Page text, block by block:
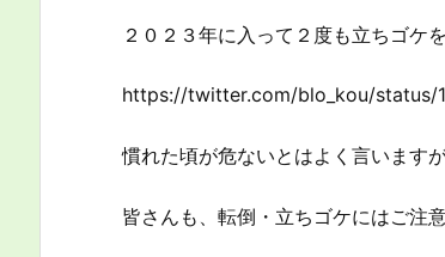
２０２３年に入って２度も立ちゴケ
https://twitter.com/blo_kou/status/
慣れた頃が危ないとはよく言います
皆さんも、転倒・立ちゴケにはご注